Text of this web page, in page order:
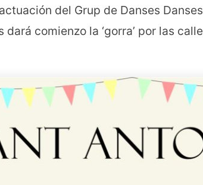
del Grup de Danses
dará comienzo la ‘gorra’ por las